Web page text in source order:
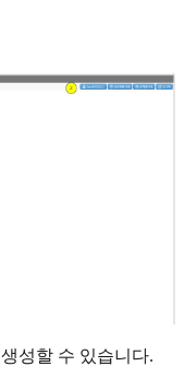
성할 수 있습니다.